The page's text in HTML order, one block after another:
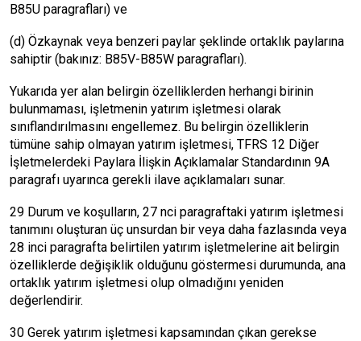
B85U paragrafları) ve
(d) Özkaynak veya benzeri paylar şeklinde ortaklık paylarına
sahiptir (bakınız: B85V-B85W paragrafları).
Yukarıda yer alan belirgin özelliklerden herhangi birinin
bulunmaması, işletmenin yatırım işletmesi olarak
sınıflandırılmasını engellemez. Bu belirgin özelliklerin
tümüne sahip olmayan yatırım işletmesi, TFRS 12 Diğer
İşletmelerdeki Paylara İlişkin Açıklamalar Standardının 9A
paragrafı uyarınca gerekli ilave açıklamaları sunar.
29 Durum ve koşulların, 27 nci paragraftaki yatırım işletmesi
tanımını oluşturan üç unsurdan bir veya daha fazlasında veya
28 inci paragrafta belirtilen yatırım işletmelerine ait belirgin
özelliklerde değişiklik olduğunu göstermesi durumunda, ana
ortaklık yatırım işletmesi olup olmadığını yeniden
değerlendirir.
30 Gerek yatırım işletmesi kapsamından çıkan gerekse